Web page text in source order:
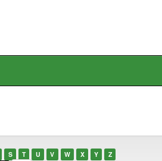
S T U V W X Y Z